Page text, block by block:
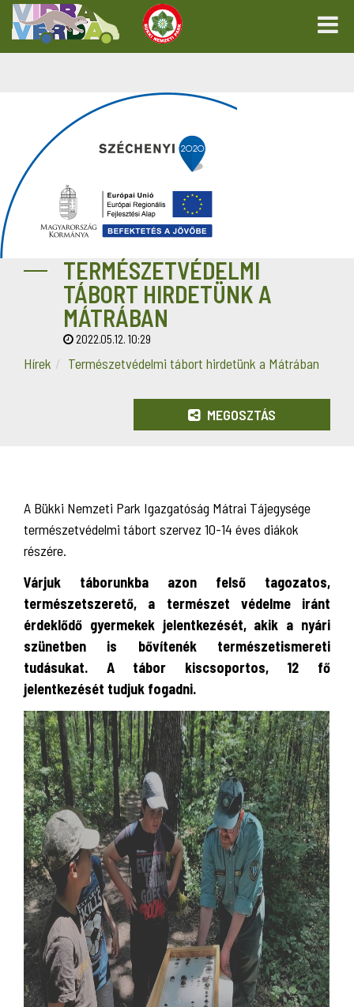
TERMÉSZETVÉDELMI
TÁBORT HIRDETÜNK A
MÁTRÁBAN
2022.05.12. 10:29
Hírek Természetvédelmi tábort hirdetünk a Mátrában
MEGOSZTÁS
A Bükki Nemzeti Park Igazgatóság Mátrai Tájegysége
természetvédelmi tábort szervez 10-14 éves diákok
részére.
Várjuk táborunkba azon felső tagozatos,
természetszerető, a természet védelme iránt
érdeklődő gyermekek jelentkezését, akik a nyári
szünetben is bővítenék természetismereti
tudásukat. A tábor kiscsoportos, 12 fő
jelentkezését tudjuk fogadni.